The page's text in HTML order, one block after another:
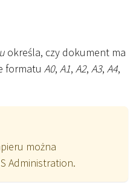
określa, czy dokument ma
formatu A0, A1, A2, A3, A4,
można
Administration.